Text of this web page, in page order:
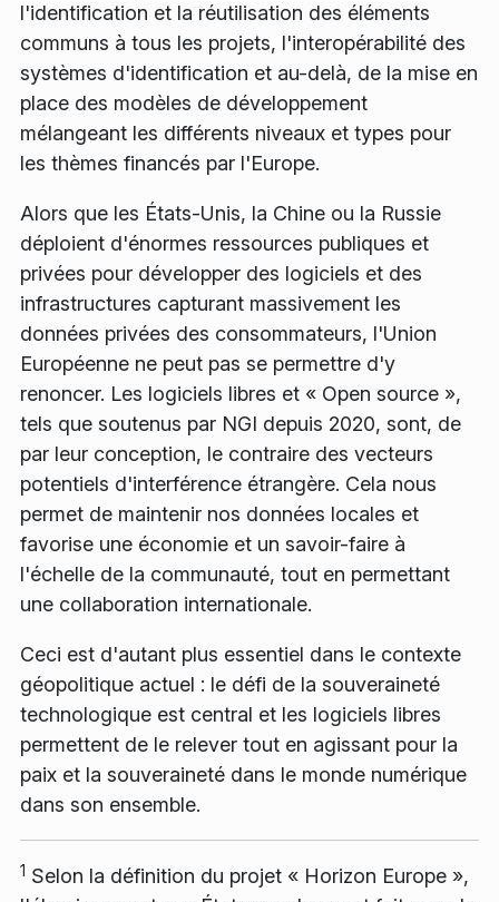
l'identification et la réutilisation des éléments
communs à tous les projets, l'interopérabilité des
systèmes d'identification et au-delà, de la mise en
place des modèles de développement
mélangeant les différents niveaux et types pour
les thèmes financés par l'Europe.
Alors que les États-Unis, la Chine ou la Russie
déploient d'énormes ressources publiques et
privées pour développer des logiciels et des
infrastructures capturant massivement les
données privées des consommateurs, l'Union
Européenne ne peut pas se permettre d'y
renoncer. Les logiciels libres et « Open source »,
tels que soutenus par NGI depuis 2020, sont, de
par leur conception, le contraire des vecteurs
potentiels d'interférence étrangère. Cela nous
permet de maintenir nos données locales et
favorise une économie et un savoir-faire à
l'échelle de la communauté, tout en permettant
une collaboration internationale.
Ceci est d'autant plus essentiel dans le contexte
géopolitique actuel : le défi de la souveraineté
technologique est central et les logiciels libres
permettent de le relever tout en agissant pour la
paix et la souveraineté dans le monde numérique
dans son ensemble.
1 Selon la définition du projet « Horizon Europe »,